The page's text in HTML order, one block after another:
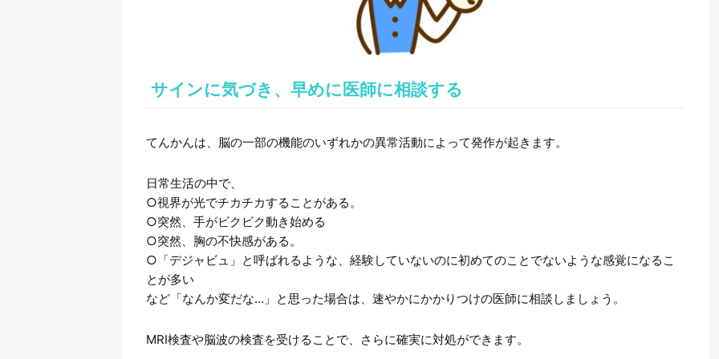
サインに気づき、早めに医師に相談する
てんかんは、脳の一部の機能のいずれかの異常活動によって発作が起きます。
日常生活の中で、
○視界が光でチカチカすることがある。
○突然、手がビクビク動き始める
○突然、胸の不快感がある。
○「デジャビュ」と呼ばれるような、経験していないのに初めてのことでないような感覚になるこ
とが多い
など「なんか変だな…」と思った場合は、速やかにかかりつけの医師に相談しましょう。
MRI検査や脳波の検査を受けることで、さらに確実に対処ができます。